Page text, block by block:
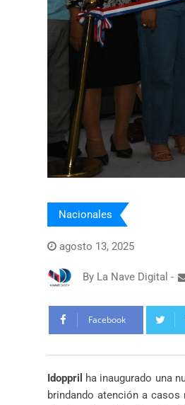
Nacionales
agosto 13, 2025
By La Nave Digital -
Facebook
Idoppril ha inaugurado una
brindando atención a